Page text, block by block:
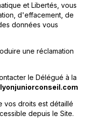
et Libertés, vous
d'effacement, de
données vous
une réclamation
le Délégué à la
vos droits est détaillé
depuis le Site.